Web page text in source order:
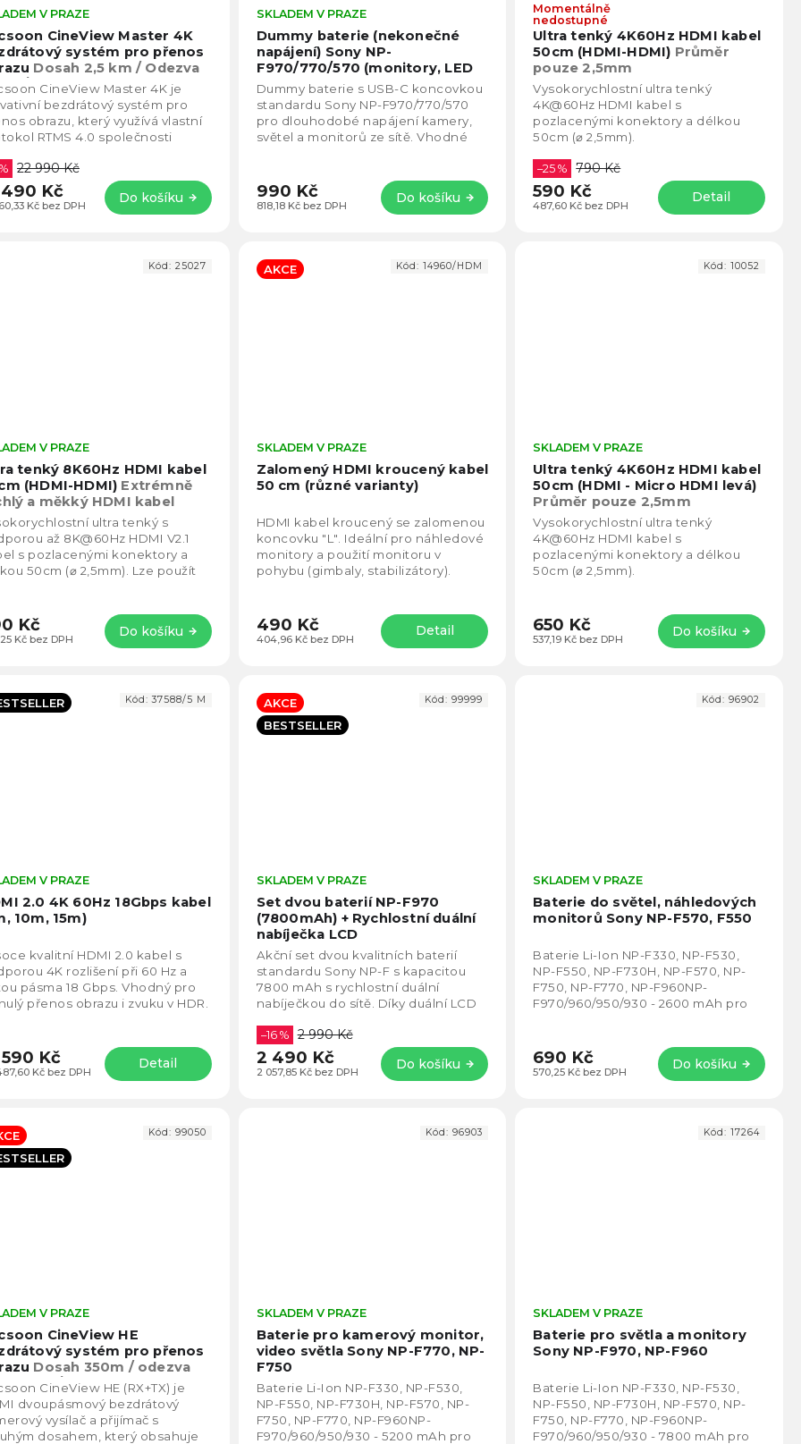
CineView Master 4K
systém pro přenos
Dosah 2,5 km / Odezva
/ Až 4 zařízení
Průměrné
hodnocení
produktu
hvězdiček.
V PRAZE
Kč bez DPH
22 990 Kč
490 Kč Do košíku
CineView Master 4K je
bezdrátový systém pro
obrazu, který využívá vlastní
RTMS 4.0 společnosti
procesorem s...
Dummy baterie (nekonečné
napájení) Sony NP-
F970/770/570 (monitory, LED
světla) - USB-C
Průměrné
hodnocení
produktu
hvězdiček.
SKLADEM V PRAZE
818,18 Kč bez DPH
990 Kč Do košíku
Dummy baterie s USB-C koncovkou
standardu Sony NP-F970/770/570
pro dlouhodobé napájení kamery,
světel a monitorů ze sítě. Vhodné
Ultra tenký 4K60Hz HDMI kabel
50cm (HDMI-HDMI) Průměr
pouze 2,5mm
Momentálně
nedostupné
487,60 Kč bez DPH
–25 % 790 Kč
590 Kč Detail
Vysokorychlostní ultra tenký
4K@60Hz HDMI kabel s
pozlacenými konektory a délkou
50cm (⌀ 2,5mm).
tenký 8K60Hz HDMI kabel
(HDMI-HDMI) Extrémně
a měkký HDMI kabel
Průměrné
hodnocení
produktu
hvězdiček.
V PRAZE
Kč bez DPH
Kč Do košíku
ultra tenký s
až 8K@60Hz HDMI V2.1
s pozlacenými konektory a
50cm (⌀ 2,5mm). Lze použít
Kód: 25027 AKCE
Zalomený HDMI kroucený kabel
50 cm (různé varianty)
Průměrné
hodnocení
produktu
hvězdiček.
SKLADEM V PRAZE
404,96 Kč bez DPH
490 Kč Detail
HDMI kabel kroucený se zalomenou
koncovku "L". Ideální pro náhledové
monitory a použití monitoru v
pohybu (gimbaly, stabilizátory).
Kód:14960/HDM
Ultra tenký 4K60Hz HDMI kabel
50cm (HDMI - Micro HDMI levá)
Průměr pouze 2,5mm
SKLADEM V PRAZE
537,19 Kč bez DPH
650 Kč Do košíku
Vysokorychlostní ultra tenký
4K@60Hz HDMI kabel s
pozlacenými konektory a délkou
50cm (⌀ 2,5mm).
Kód: 10052
2.0 4K 60Hz 18Gbps kabel
10m, 15m)
Průměrné
hodnocení
produktu
hvězdiček.
V PRAZE
Kč bez DPH
590 Kč Detail
kvalitní HDMI 2.0 kabel s
4K rozlišení při 60 Hz a
pásma 18 Gbps. Vhodný pro
přenos obrazu i zvuku v HDR.
Kód:37588/5 M
AKCE
BESTSELLER
Set dvou baterií NP-F970
(7800mAh) + Rychlostní duální
nabíječka LCD
Průměrné
hodnocení
produktu
hvězdiček.
SKLADEM V PRAZE
2 057,85 Kč bez DPH
–16 % 2 990 Kč
2 490 Kč Do košíku
Akční set dvou kvalitních baterií
standardu Sony NP-F s kapacitou
7800 mAh s rychlostní duální
nabíječkou do sítě. Díky duální LCD
režimu "H"...
Kód:99999
Baterie do světel, náhledových
monitorů Sony NP-F570, F550
SKLADEM V PRAZE
570,25 Kč bez DPH
690 Kč Do košíku
Baterie Li-Ion NP-F330, NP-F530,
NP-F550, NP-F730H, NP-F570, NP-
F750, NP-F770, NP-F960NP-
F970/960/950/930 - 2600 mAh pro
Kód: 96902
CineView HE
systém pro přenos
Dosah 350m / odezva
60ms / až 4 zařízení
Průměrné
hodnocení
produktu
hvězdiček.
V PRAZE
CineView HE (RX+TX) je
dvoupásmový bezdrátový
vysílač a přijímač s
dosahem, který obsahuje
Kód: 99050
Baterie pro kamerový monitor,
video světla Sony NP-F770, NP-
F750
Průměrné
hodnocení
produktu
hvězdiček.
SKLADEM V PRAZE
Baterie Li-Ion NP-F330, NP-F530,
NP-F550, NP-F730H, NP-F570, NP-
F750, NP-F770, NP-F960NP-
F970/960/950/930 - 5200 mAh pro
Kód:96903
Baterie pro světla a monitory
Sony NP-F970, NP-F960
SKLADEM V PRAZE
Baterie Li-Ion NP-F330, NP-F530,
NP-F550, NP-F730H, NP-F570, NP-
F750, NP-F770, NP-F960NP-
F970/960/950/930 - 7800 mAh pro
Kód: 17264